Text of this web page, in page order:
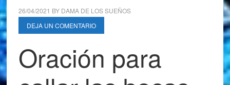
26/04/2021 BY DAMA DE LOS SUEÑOS
DEJA UN COMENTARIO
Oración para